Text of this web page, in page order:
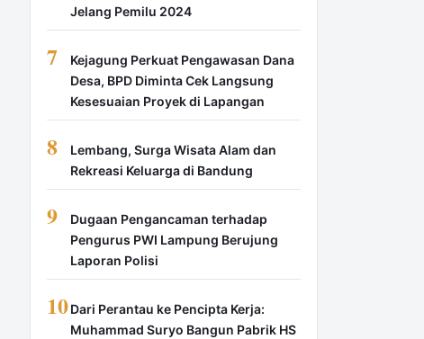
Jelang Pemilu 2024
7
Kejagung Perkuat Pengawasan Dana
Desa, BPD Diminta Cek Langsung
Kesesuaian Proyek di Lapangan
8
Lembang, Surga Wisata Alam dan
Rekreasi Keluarga di Bandung
9
Dugaan Pengancaman terhadap
Pengurus PWI Lampung Berujung
Laporan Polisi
10Dari Perantau ke Pencipta Kerja:
Muhammad Suryo Bangun Pabrik HS